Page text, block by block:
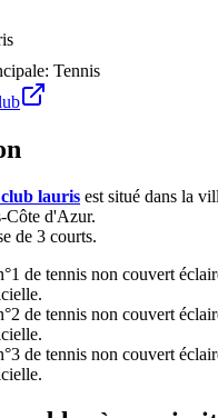
Tennis
lauris est situé dans la
Côte d'Azur.
de 3 courts.
de tennis non couvert
de tennis non couvert
de tennis non couvert